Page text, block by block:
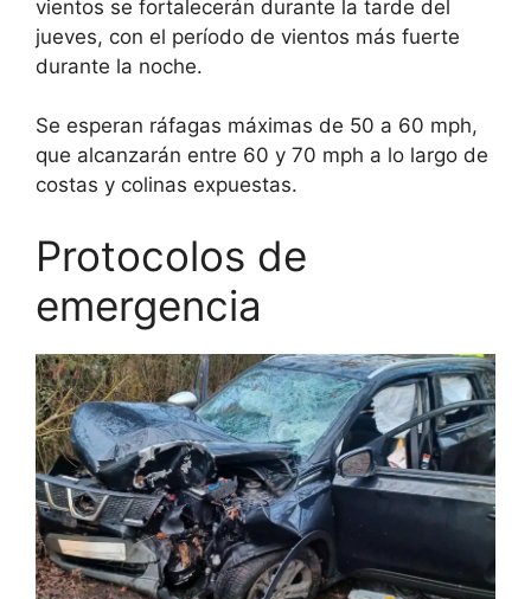
vientos se fortalecerán durante la tarde del
jueves, con el período de vientos más fuerte
durante la noche.
Se esperan ráfagas máximas de 50 a 60 mph,
que alcanzarán entre 60 y 70 mph a lo largo de
costas y colinas expuestas.
Protocolos de
emergencia